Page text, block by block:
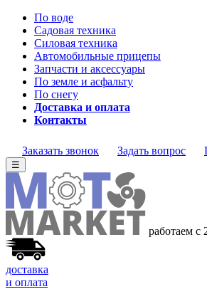
По воде
Садовая техника
Силовая техника
Автомобильные прицепы
Запчасти и аксессуары
По земле и асфальту
По снегу
Доставка и оплата
Контакты
Заказать звонок Задать вопрос
☰
работаем с
доставка
и оплата